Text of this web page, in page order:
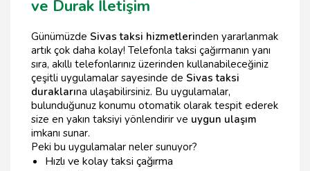
ve Durak İletişim
Günümüzde Sivas taksi hizmetlerinden yararlanmak
artık çok daha kolay! Telefonla taksi çağırmanın yanı
sıra, akıllı telefonlarınız üzerinden kullanabileceğiniz
çeşitli uygulamalar sayesinde de Sivas taksi
duraklarına ulaşabilirsiniz. Bu uygulamalar,
bulunduğunuz konumu otomatik olarak tespit ederek
size en yakın taksiyi yönlendirir ve uygun ulaşım
imkanı sunar.
Peki bu uygulamalar neler sunuyor?
Hızlı ve kolay taksi çağırma